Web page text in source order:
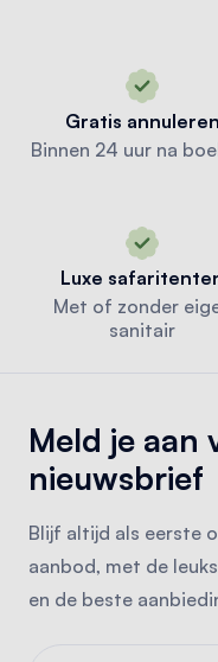
Gratis annuleren
Binnen 24 uur na
Luxe
Met of zonder
sanitair
Meld je aan
nieuwsbrief
Blijf altijd als eerste
aanbod, met de
en de beste